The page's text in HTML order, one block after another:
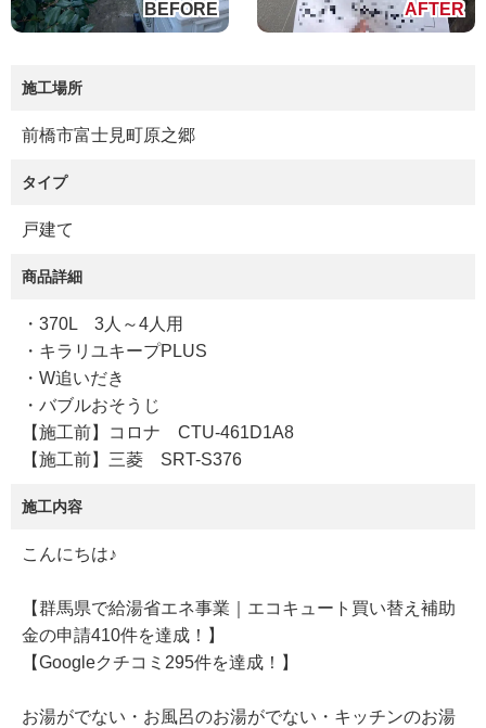
施工場所
前橋市富士見町原之郷
タイプ
戸建て
商品詳細
・370L 3人～4人用
・キラリユキープPLUS
・W追いだき
・バブルおそうじ
【施工前】コロナ CTU-461D1A8
【施工前】三菱 SRT-S376
施工内容
こんにちは♪
【群馬県で給湯省エネ事業｜エコキュート買い替え補助
金の申請410件を達成！】
【Googleクチコミ295件を達成！】
お湯がでない・お風呂のお湯がでない・キッチンのお湯